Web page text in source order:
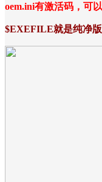
oem.ini有激活码，可
$EXEFILE就是纯净